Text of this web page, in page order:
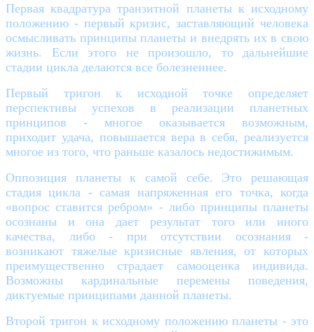
Первая квадратура транзитной планеты к исходному
положению - первый кризис, заставляющий человека
осмысливать принципы планеты и внедрять их в свою
жизнь. Если этого не произошло, то дальнейшие
стадии цикла делаются все болезненнее.
Первый тригон к исходной точке определяет
перспективы успехов в реализации планетных
принципов - многое оказывается возможным,
приходит удача, повышается вера в себя, реализуется
многое из того, что раньше казалось недостижимым.
Оппозиция планеты к самой себе. Это решающая
стадия цикла - самая напряженная его точка, когда
«вопрос ставится ребром» - либо принципы планеты
осознаны и она дает результат того или иного
качества, либо - при отсутствии осознания -
возникают тяжелые кризисные явления, от которых
преимущественно страдает самооценка индивида.
Возможны кардинальные перемены поведения,
диктуемые принципами данной планеты.
Второй тригон к исходному положению планеты - это